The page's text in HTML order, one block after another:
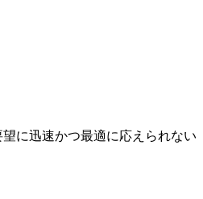
に迅速かつ最適に応えられない